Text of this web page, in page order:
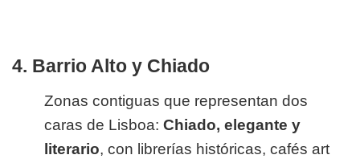
4. Barrio Alto y Chiado
Zonas contiguas que representan dos
caras de Lisboa: Chiado, elegante y
literario, con librerías históricas, cafés art